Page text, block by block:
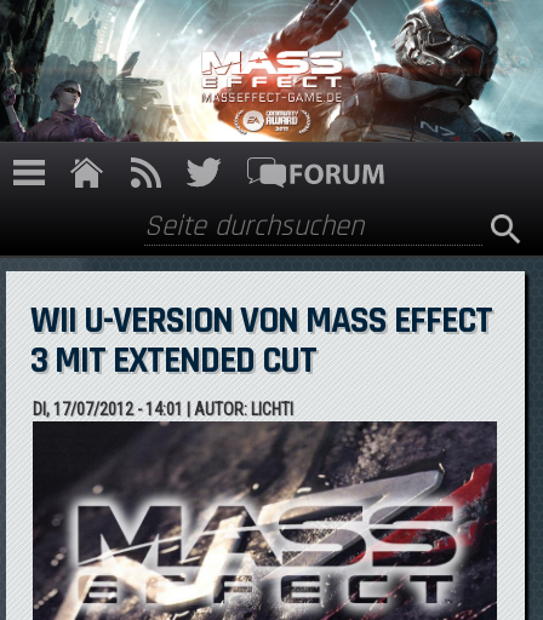
Direkt zum Inhalt
Suchformular
Suche
WII U-VERSION VON MASS EFFECT
3 MIT EXTENDED CUT
DI, 17/07/2012 - 14:01 | AUTOR: LICHTI